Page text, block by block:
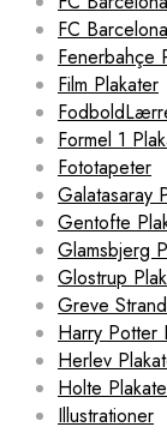
FC
Fenerbahçe
Film Plakater
Formel 1
Fototapeter
Galatasaray
Gentofte
Glamsbjerg
Glostrup
Greve
Harry Potter
Herlev
Holte
Illustrationer